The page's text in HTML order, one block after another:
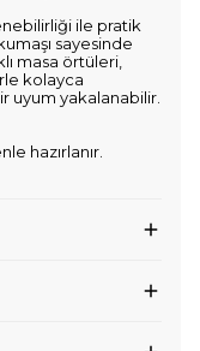
ile pratik
sayesinde
masa örtüleri,
kolayca
uyum yakalanabilir.
hazırlanır.